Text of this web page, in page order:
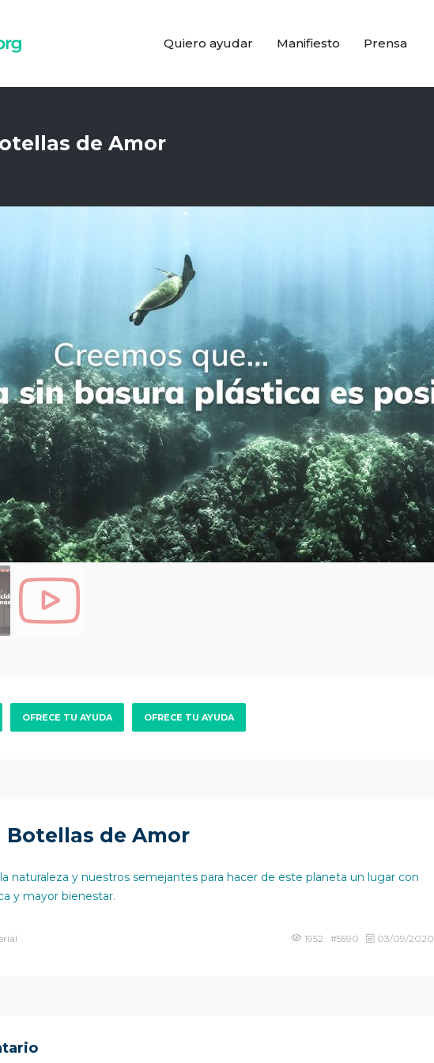
Quiero ayudar Manifiesto Prensa
de Amor
OFRECE TU AYUDA OFRECE TU AYUDA
Botellas de Amor
naturaleza y nuestros semejantes para hacer de este planeta un lugar con
y mayor bienestar.
1952 #5590 03/09/2020